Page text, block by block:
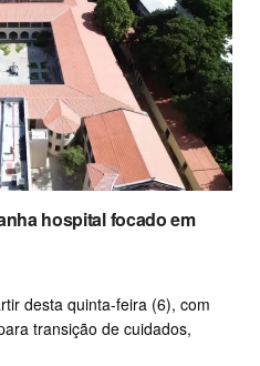
hospital focado em
desta quinta-feira (6), com
transição de cuidados,